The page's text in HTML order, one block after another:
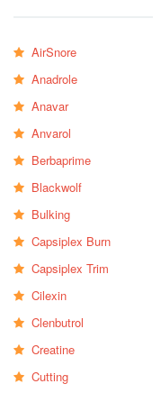
AirSnore
Anadrole
Anavar
Anvarol
Berbaprime
Blackwolf
Bulking
Capsiplex Burn
Capsiplex Trim
Cilexin
Clenbutrol
Creatine
Cutting